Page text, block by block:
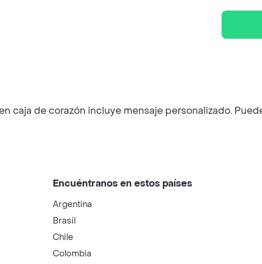
caja de corazón incluye mensaje personalizado.
Encuéntranos en estos países
Argentina
Brasil
Chile
Colombia